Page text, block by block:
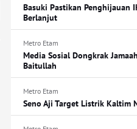
Basuki Pastikan Penghijauan
Berlanjut
Metro Etam
Media Sosial Dongkrak
Baitullah
Metro Etam
Seno Aji Target Listrik Kaltim